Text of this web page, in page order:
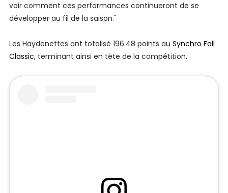
voir comment ces performances continueront de se
développer au fil de la saison."
Les Haydenettes ont totalisé 196.48 points au Synchro Fall
Classic, terminant ainsi en tête de la compétition.